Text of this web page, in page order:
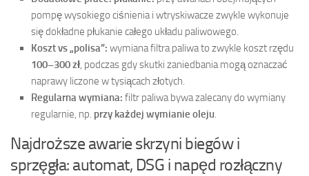
pompę wysokiego ciśnienia i wtryskiwacze zwykle wykonuje
się dokładne płukanie całego układu paliwowego.
Koszt vs „polisa”: wymiana filtra paliwa to zwykle koszt rzędu
100–300 zł, podczas gdy skutki zaniedbania mogą oznaczać
naprawy liczone w tysiącach złotych.
Regularna wymiana: filtr paliwa bywa zalecany do wymiany
regularnie, np. przy każdej wymianie oleju.
Najdroższe awarie skrzyni biegów i
sprzęgła: automat, DSG i napęd rozłączny